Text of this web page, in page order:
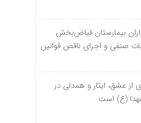
بیمارستان فیاض‌بخش
صنفی و اجرای ناقص قوانین
از عشق، ایثار و همدلی در
(ع) است